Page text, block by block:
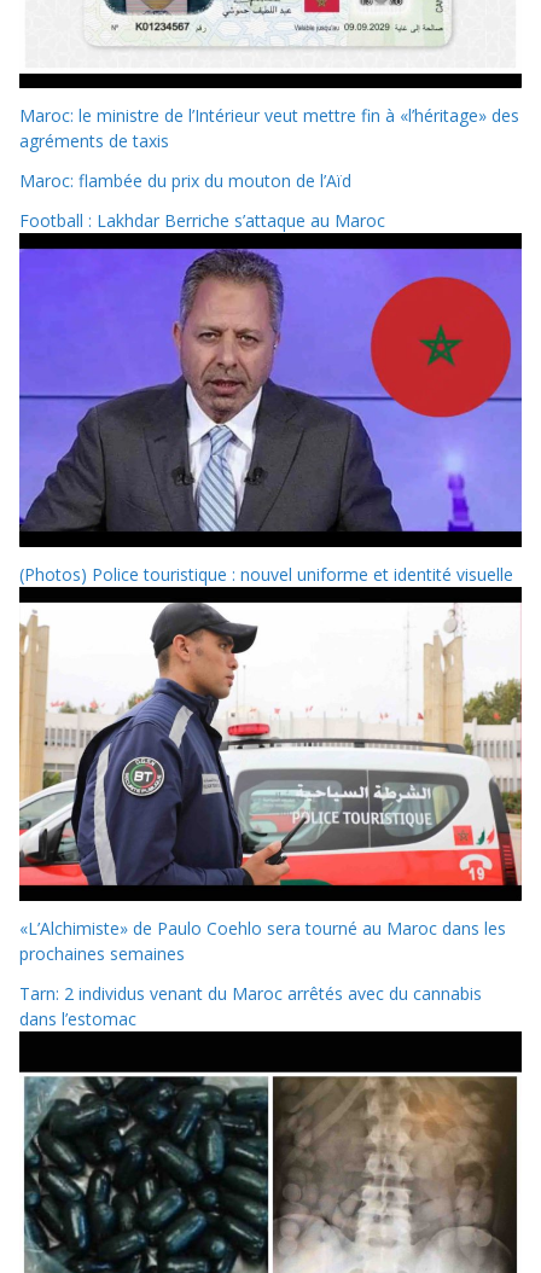
Maroc: le ministre de l’Intérieur veut mettre fin à «l’héritage» des
agréments de taxis
Maroc: flambée du prix du mouton de l’Aïd
Football : Lakhdar Berriche s’attaque au Maroc
(Photos) Police touristique : nouvel uniforme et identité visuelle
«L’Alchimiste» de Paulo Coehlo sera tourné au Maroc dans les
prochaines semaines
Tarn: 2 individus venant du Maroc arrêtés avec du cannabis
dans l’estomac